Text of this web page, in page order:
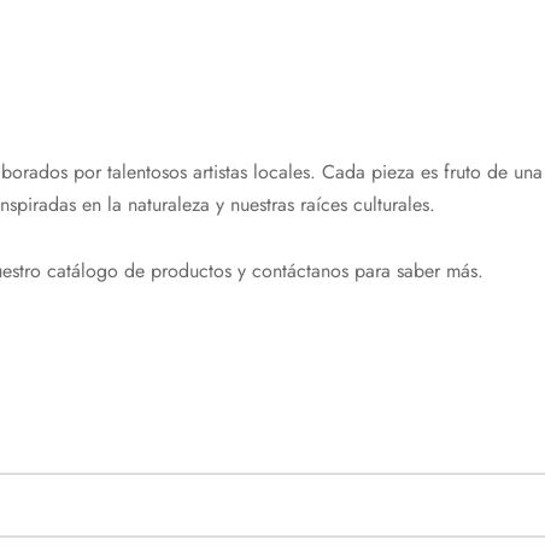
por talentosos artistas locales. Cada pieza es fruto de
en la naturaleza y nuestras raíces culturales.
catálogo de productos y contáctanos para saber más.